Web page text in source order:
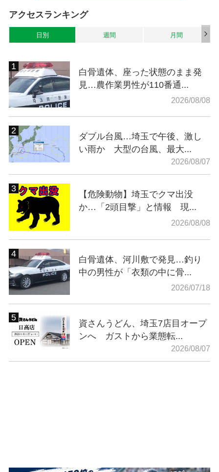
アクセスランキング
日別 週間 月間
白骨遺体、座った状態のまま発
見…農作業男性が110番通...
2026/08/08
ダブル台風…埼玉で午後、激し
い雨か 大型の台風、最大...
2026/08/07
【危険動物】埼玉でクマ出没
か…「2頭目撃」と情報 現...
2026/08/08
白骨遺体、河川敷で発見…釣り
中の男性が「衣類の中に骨...
2026/07/18
資さんうどん、埼玉7店目オープ
ンへ ガストから業態転...
2026/08/07